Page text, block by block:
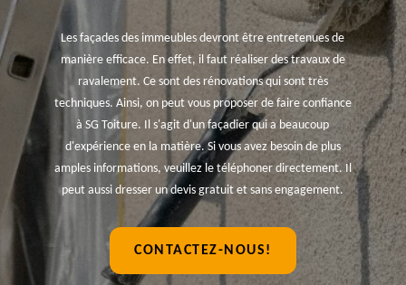
Les façades des immeubles devront être entretenues de
manière efficace. En effet, il faut réaliser des travaux de
ravalement. Ce sont des rénovations qui sont très
techniques. Ainsi, on peut vous proposer de faire confiance
à SG Toiture. Il s'agit d'un façadier qui a beaucoup
d'expérience en la matière. Si vous avez besoin de plus
amples informations, veuillez le téléphoner directement. Il
peut aussi dresser un devis gratuit et sans engagement.
CONTACTEZ-NOUS!